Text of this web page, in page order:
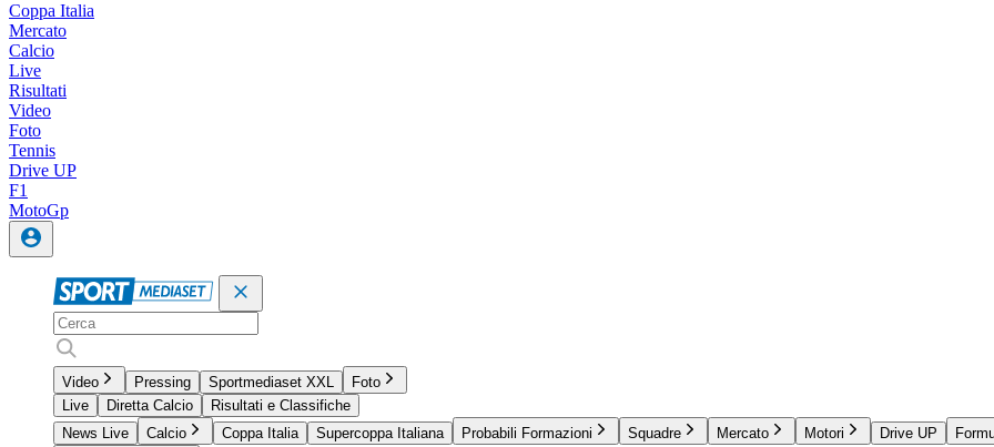
Coppa Italia
Mercato
Calcio
Live
Risultati
Video
Foto
Tennis
Drive UP
F1
MotoGp
Video Pressing Sportmediaset XXL
Foto
Live
Diretta Calcio
Risultati e Classifiche
News Live
Calcio Coppa Italia Supercoppa Italiana Probabili Formazioni Squadre Mercato Motori Drive UP